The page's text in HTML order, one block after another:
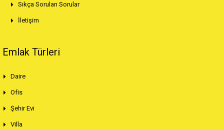
Sıkça Sorulan Sorular
İletişim
Emlak Türleri
Daire
Ofis
Şehir Evi
Villa